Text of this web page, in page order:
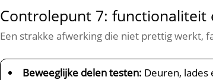
Controlepunt 7: functionaliteit
Een strakke afwerking die niet prettig werkt,
Beweeglijke delen testen: Deuren,